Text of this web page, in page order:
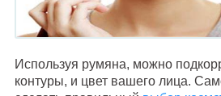
Используя румяна, можно
контуры, и цвет вашего лица.